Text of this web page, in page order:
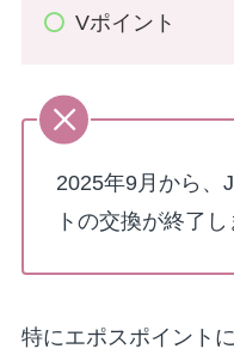
Vポイント
2025年9月から
トの交換が終了し
特にエポスポイント